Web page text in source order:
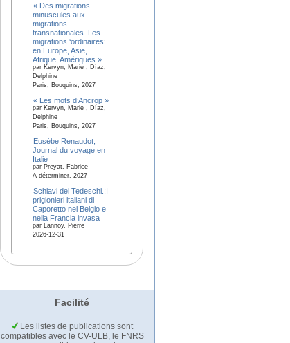
« Des migrations
minuscules aux
migrations
transnationales. Les
migrations ‘ordinaires’
en Europe, Asie,
Afrique, Amériques »
par Kervyn, Marie , Díaz,
Delphine
Paris, Bouquins, 2027
« Les mots d’Ancrop »
par Kervyn, Marie , Díaz,
Delphine
Paris, Bouquins, 2027
Eusèbe Renaudot,
Journal du voyage en
Italie
par Preyat, Fabrice
A déterminer, 2027
Schiavi dei Tedeschi.:I
prigionieri italiani di
Caporetto nel Belgio e
nella Francia invasa
par Lannoy, Pierre
2026-12-31
Facilité
Les listes de publications sont
compatibles avec le CV-ULB, le FNRS